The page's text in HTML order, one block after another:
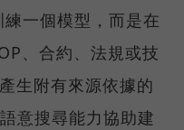
一個模型，而是在
、合約、法規或技
生附有來源依據的
意搜尋能力協助建